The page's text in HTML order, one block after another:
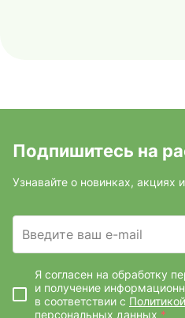
Подпишитесь на
Узнавайте о новинках, акциях
Введите ваш e-mail
Я согласен на обработку
и получение
в соответствии с
персональных данных *